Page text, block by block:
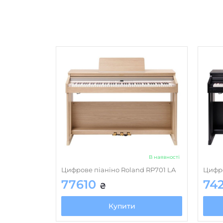
В наявності
Цифрове піаніно Roland RP701 LA
77610 ₴
Купити